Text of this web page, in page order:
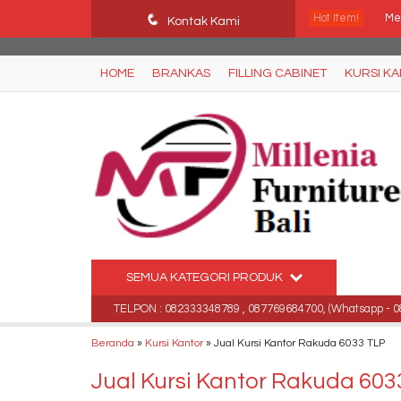
Ffn26mCseQzwzJTw3smpNE8Nti1cAw6hYZWaSDjvoqs
q Kontak Kami Hot Item!
HOME BRANKAS FILLING CABINET KURSI
SEMUA KATEGORI PRODUK
TELPON : 082333348789 , 087769684700, (Whatsapp -
Beranda » Kursi Kantor» Jual Kursi Kantor Rakuda 6033 TLP
Jual Kursi Kantor Rakuda